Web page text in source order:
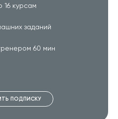
16 курсам
заданий
60 мин
ПОДПИСКУ